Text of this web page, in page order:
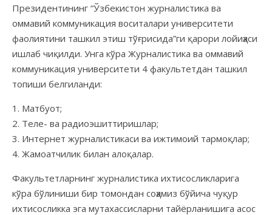
Президентининг “Ўзбекистон журналистика ва
оммавий коммуникация воситалари университети
фаолиятини ташкил этиш тўғрисида”ги қарори лойиҳаси
ишлаб чиқилди. Унга кўра Журналистика ва оммавий
коммуникация университети 4 факультетдан ташкил
топиши белгиланди:
1. Матбуот;
2. Теле- ва радиоэшиттиришлар;
3. Интернет журналистикаси ва ижтимоий тармоқлар;
4. Жамоатчилик билан алоқалар.
Факультетларнинг журналистика ихтисосликларига
кўра бўлиниши бир томондан соҳамиз бўйича чуқур
ихтисосликка эга мутахассисларни тайёрланишига асос